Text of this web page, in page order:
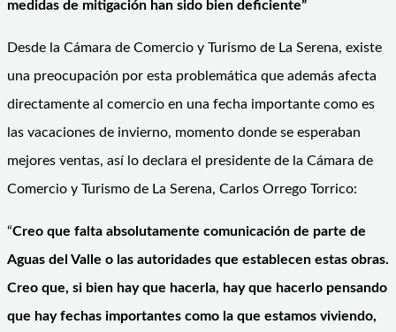
medidas de mitigación han sido bien deficiente”
Desde la Cámara de Comercio y Turismo de La Serena, existe
una preocupación por esta problemática que además afecta
directamente al comercio en una fecha importante como es
las vacaciones de invierno, momento donde se esperaban
mejores ventas, así lo declara el presidente de la Cámara de
Comercio y Turismo de La Serena, Carlos Orrego Torrico:
“Creo que falta absolutamente comunicación de parte de
Aguas del Valle o las autoridades que establecen estas obras.
Creo que, si bien hay que hacerla, hay que hacerlo pensando
que hay fechas importantes como la que estamos viviendo,